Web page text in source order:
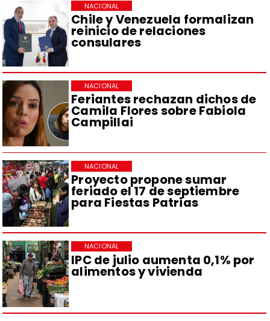
Chile y Venezuela formalizan
reinicio de relaciones
consulares
NACIONAL
Feriantes rechazan dichos de
Camila Flores sobre Fabiola
Campillai
NACIONAL
Proyecto propone sumar
feriado el 17 de septiembre
para Fiestas Patrias
NACIONAL
IPC de julio aumenta 0,1% por
alimentos y vivienda
NACIONAL